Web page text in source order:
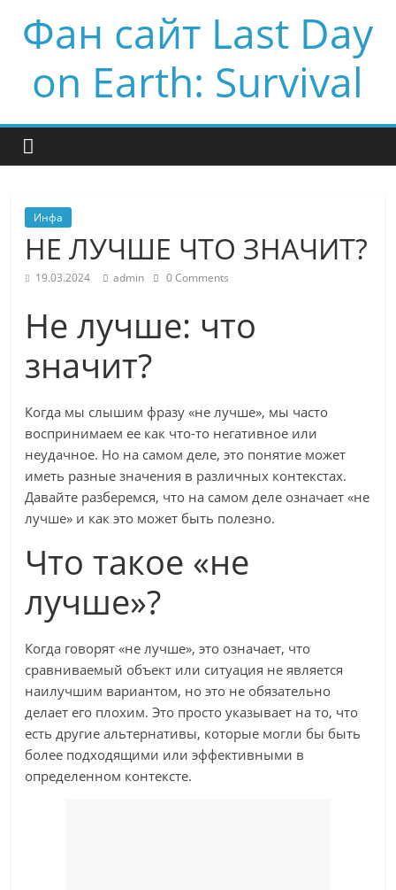
Фан сайт Last Day
on Earth: Survival
Инфа
НЕ ЛУЧШЕ ЧТО ЗНАЧИТ?
19.03.2024 admin 0 Comments
Не лучше: что
значит?
Когда мы слышим фразу «не лучше», мы часто
воспринимаем ее как что-то негативное или
неудачное. Но на самом деле, это понятие может
иметь разные значения в различных контекстах.
Давайте разберемся, что на самом деле означает «не
лучше» и как это может быть полезно.
Что такое «не
лучше»?
Когда говорят «не лучше», это означает, что
сравниваемый объект или ситуация не является
наилучшим вариантом, но это не обязательно
делает его плохим. Это просто указывает на то, что
есть другие альтернативы, которые могли бы быть
более подходящими или эффективными в
определенном контексте.